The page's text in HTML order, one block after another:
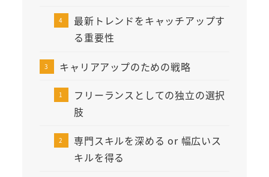
最新トレンドをキャッチアップす
る重要性
キャリアアップのための戦略
フリーランスとしての独立の選択
肢
専門スキルを深める or 幅広いス
キルを得る